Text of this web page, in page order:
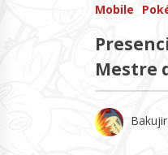
Mobile
Mestre